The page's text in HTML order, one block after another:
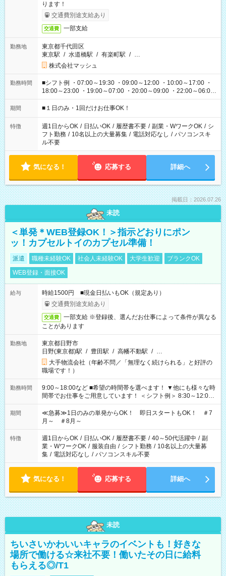
ります！
交通費別途支給あり
交通費 一部支給
勤務地
東京都千代田区
東京駅 / 水道橋駅 / 有楽町駅 / …
株式会社マッシュ
勤務時間
■シフト例 ・07:00～19:30 ・09:00～12:00 ・10:00～17:00 ・
18:00～23:00 ・19:00～07:00 ・20:00～09:00 ・22:00～06:00
etc ★最短で3時間で5,120円のお仕事から 15時間で2万円近く稼
げるお仕事も！ ご希望のお時間に合わせてご紹介！ ※シフトは
ください！
期間 ■１日のみ・1回だけお仕事OK！
特徴 週1日からOK / 日払いOK / 履歴書不要 / 副業・WワークOK / シ
フト勤務 / 10名以上の大量募集 / 電話対応なし / パソコンスキ
ル不要
気になる！ 応募する 詳細へ
掲載日：2026.07.26
未読
＜単発＊WEB登録OK！＞指示どおりにポン
ッ！カプセルトイのカプセル準備！
派遣 職種未経験OK 社会人未経験OK 大学生歓迎
ブランクOK
WEB登録・面接OK
給与
時給1500円 ■現金日払いもOK（規定あり）
交通費別途支給あり
交通費
一部支給 ※登録後、選んだお仕事によって条件が異なる
ことがあります
勤務地
東京都日野市
日野(東京都)駅 / 豊田駅 / 高幡不動駅 / …
大手物流会社（年齢不問／「無理なく続けられる」と好評の
職場です！）
勤務時間
9:00～18:00など ■希望の時間帯を選べます！ ▼他にも様々な時
間帯でお仕事をご用意しています！ ＜シフト例＞ 8:30～12:00
17:00～22:00 13:00～22:00 22:00～翌6:00 など
期間
≪急募≫1日のみの単発からOK！ 即日スタートもOK！ ＃7
月～ ＃8月～
特徴 週1日からOK / 日払いOK / 履歴書不要 / 40～50代活躍中 / 副
業・WワークOK / 服装自由 / シフト勤務 / 10名以上の大量募
集 / 電話対応なし / パソコンスキル不要
気になる！ 応募する 詳細へ
未読
ちいさいかわいいキャラのイベントも！好きな
場所で働ける☆来社不要！働いたその日に給料
もらえる◎/T1